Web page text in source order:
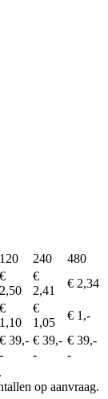
120 240
480
€
2,50
€
2,41
€ 2,34
€
1,10
€
1,05
€ 1,-
€ 39,-
-
€ 39,-
-
€ 39,-
-
op aanvraag.